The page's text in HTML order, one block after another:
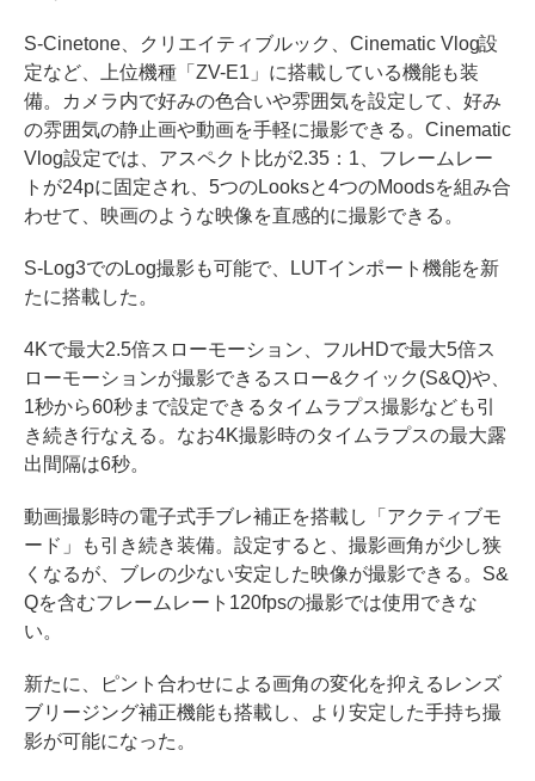
S-Cinetone、クリエイティブルック、Cinematic Vlog設
定など、上位機種「ZV-E1」に搭載している機能も装
備。カメラ内で好みの色合いや雰囲気を設定して、好み
の雰囲気の静止画や動画を手軽に撮影できる。Cinematic
Vlog設定では、アスペクト比が2.35：1、フレームレー
トが24pに固定され、5つのLooksと4つのMoodsを組み合
わせて、映画のような映像を直感的に撮影できる。
S-Log3でのLog撮影も可能で、LUTインポート機能を新
たに搭載した。
4Kで最大2.5倍スローモーション、フルHDで最大5倍ス
ローモーションが撮影できるスロー&クイック(S&Q)や、
1秒から60秒まで設定できるタイムラプス撮影なども引
き続き行なえる。なお4K撮影時のタイムラプスの最大露
出間隔は6秒。
動画撮影時の電子式手ブレ補正を搭載し「アクティブモ
ード」も引き続き装備。設定すると、撮影画角が少し狭
くなるが、ブレの少ない安定した映像が撮影できる。S&
Qを含むフレームレート120fpsの撮影では使用できな
い。
新たに、ピント合わせによる画角の変化を抑えるレンズ
ブリージング補正機能も搭載し、より安定した手持ち撮
影が可能になった。